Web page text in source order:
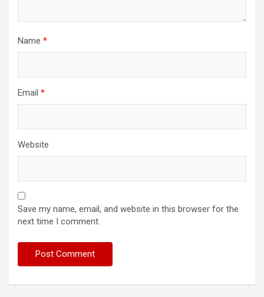
Name *
Email *
Website
Save my name, email, and website in this browser for the
next time I comment.